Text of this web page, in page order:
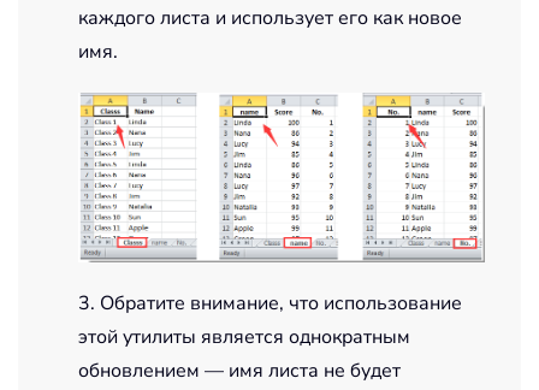
каждого листа и использует его как новое
имя.
3. Обратите внимание, что использование
этой утилиты является однократным
обновлением — имя листа не будет